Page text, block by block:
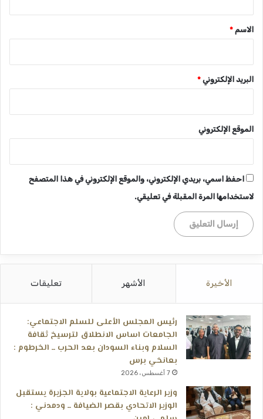
*الاسم *
البريد الإلكتروني *
الموقع الإلكتروني
احفظ اسمي، بريدي الإلكتروني، والموقع الإلكتروني في هذا المتصفح
لاستخدامها المرة المقبلة في تعليقي.
الأخيرة الأشهر تعليقات
رئيس المجلس الأعلى للسلم الاجتماعي:
الجامعات اساس الانطلاق لترسيخ ثقافة
السلام وبناء السودان بعد الحرب ــ الخرطوم :
بعانخي برس
7 أغسطس، 2026
وزير الرعاية الاجتماعية بولاية الجزيرة يستقبل
الوزير الاتحادي بقصر الضيافة ــ ودمدني :